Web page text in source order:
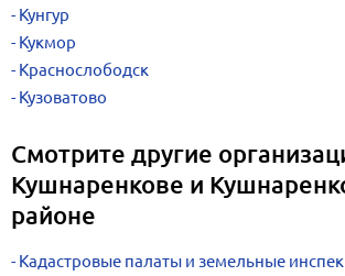
Кунгур
Кукмор
Краснослободск
Кузоватово
Смотрите другие
Кушнаренкове и
районе
Кадастровые палаты и земельные